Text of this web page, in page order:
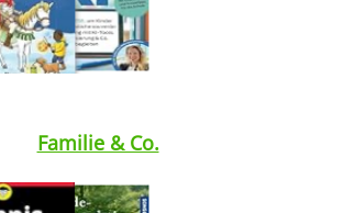
Familie & Co.